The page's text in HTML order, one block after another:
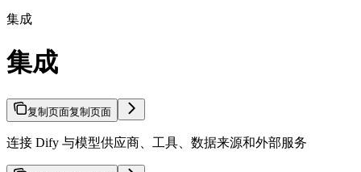
集成
集成
复制页面复制页面
连接 Dify 与模型供应商、工具、数据来源和外部服务